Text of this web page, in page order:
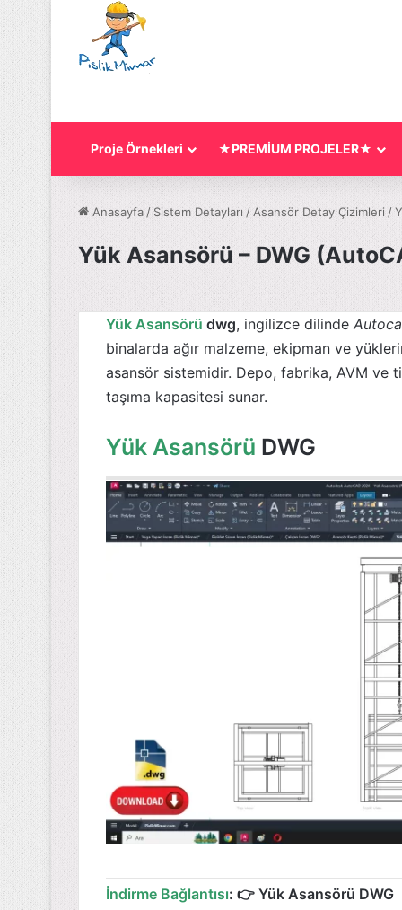
Proje Örnekleri ★PREMİUM PROJELER★
Anasayfa /Sistem Detayları / Asansör Detay Çizimleri /
Yük Asansörü – DWG
Yük Asansörü dwg, ingilizce dilinde
binalarda ağır malzeme, ekipman ve
asansör sistemidir. Depo, fabrika, AVM ve
taşıma kapasitesi sunar.
Yük Asansörü DWG
İndirme Bağlantısı: 👉 Yük Asansörü DWG